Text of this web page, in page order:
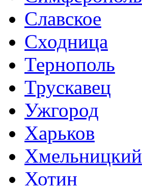
Славское
Сходница
Тернополь
Трускавец
Ужгород
Харьков
Хмельницкий
Хотин